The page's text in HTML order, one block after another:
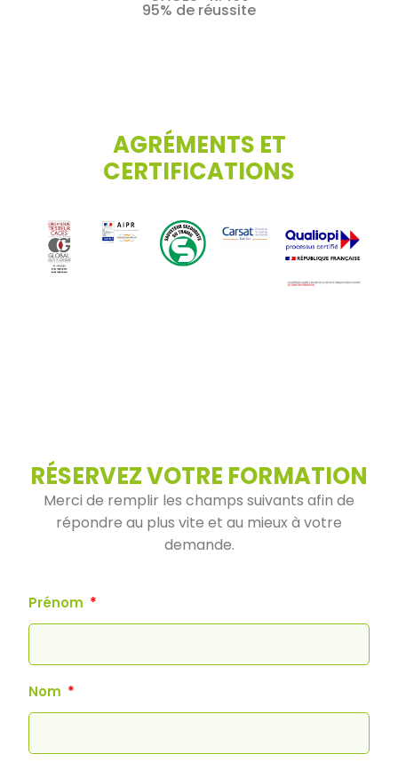
95% de réussite
AGRÉMENTS ET
CERTIFICATIONS
RÉSERVEZ VOTRE FORMATION
Merci de remplir les champs suivants afin de
répondre au plus vite et au mieux à votre
demande.
Prénom
Nom